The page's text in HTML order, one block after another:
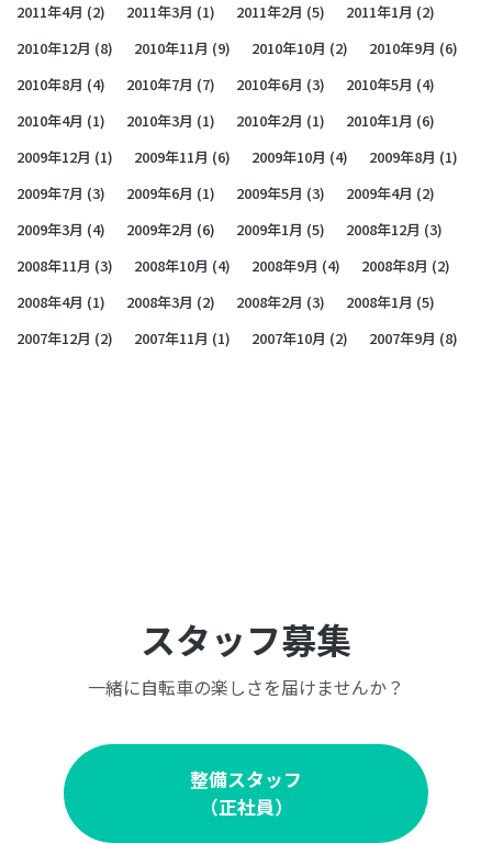
2011年4月 (2) 2011年3月 (1) 2011年2月 (5) 2011年1月 (2)
2010年12月 (8) 2010年11月 (9) 2010年10月 (2) 2010年9月 (6)
2010年8月 (4) 2010年7月 (7) 2010年6月 (3) 2010年5月 (4)
2010年4月 (1) 2010年3月 (1) 2010年2月 (1) 2010年1月 (6)
2009年12月 (1) 2009年11月 (6) 2009年10月 (4) 2009年8月 (1)
2009年7月 (3) 2009年6月 (1) 2009年5月 (3) 2009年4月 (2)
2009年3月 (4) 2009年2月 (6) 2009年1月 (5) 2008年12月 (3)
2008年11月 (3) 2008年10月 (4) 2008年9月 (4) 2008年8月 (2)
2008年4月 (1) 2008年3月 (2) 2008年2月 (3) 2008年1月 (5)
2007年12月 (2) 2007年11月 (1) 2007年10月 (2) 2007年9月 (8)
スタッフ募集
一緒に自転車の楽しさを届けませんか？
整備スタッフ
（正社員）